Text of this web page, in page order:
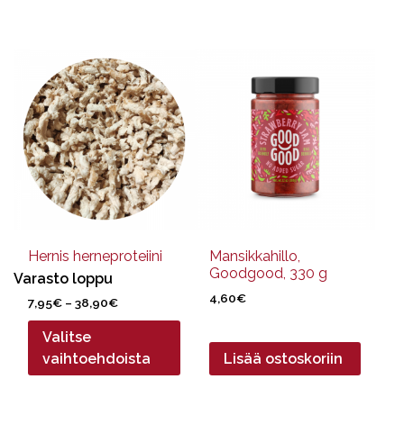
Hernis herneproteiini
Varasto loppu
7,95€ – 38,90€Hintaluokka:
7,95€
38,90€
Valitse
vaihtoehdoista
tuotteella
useampi
muunnelma.
Voit
tehdä
valinnat
sivulla.
Mansikkahillo,
Goodgood, 330 g
4,60€
Lisää ostoskoriin